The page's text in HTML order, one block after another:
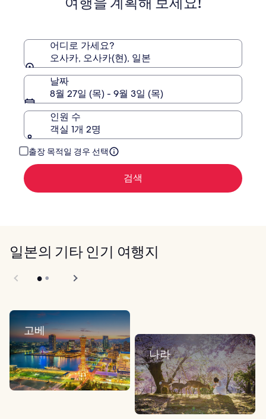
앞
워
어디로 가세요?
오사카, 오사카(현), 일본
날짜
8월 27일 (목) - 9월 3일 (목)
인원 수
객실 1개 2명
출장 목적일 경우 선택
검색
일본의 기타 인기 여행지
고베
나라